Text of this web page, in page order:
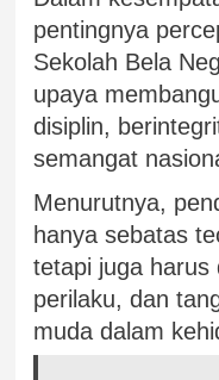
pentingnya
Sekolah Bela
upaya
disiplin,
semangat
Menurutnya,
hanya sebatas
tetapi juga harus
perilaku, dan
muda dalam